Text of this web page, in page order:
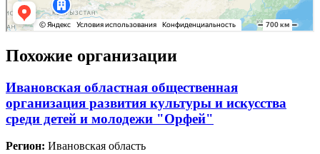
Похожие организации
Ивановская областная общественная
организация развития культуры и искусства
среди детей и молодежи "Орфей"
Регион: Ивановская область